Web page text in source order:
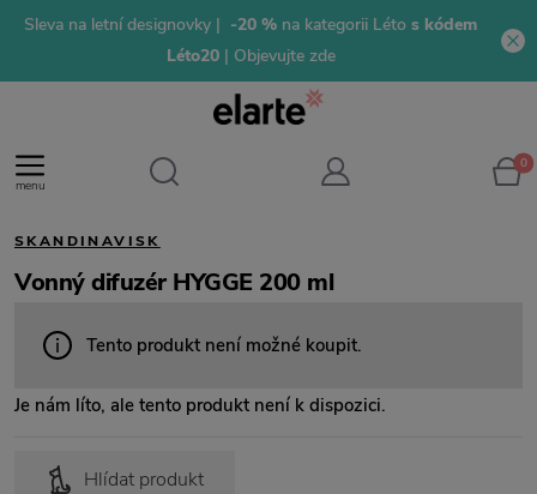
Sleva na letní designovky | -20 % na kategorii Léto s kódem
Léto20 | Objevujte zde
menu
0
SKANDINAVISK
Vonný difuzér HYGGE 200 ml
Tento produkt není možné koupit.
Je nám líto, ale tento produkt není k dispozici.
Hlídat produkt